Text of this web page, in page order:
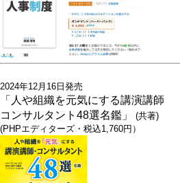
2024年12月16日発売
「人や組織を元気にする講演講師
コンサルタント48選名鑑」 (共著)
(PHPエディターズ・税込1,760円）